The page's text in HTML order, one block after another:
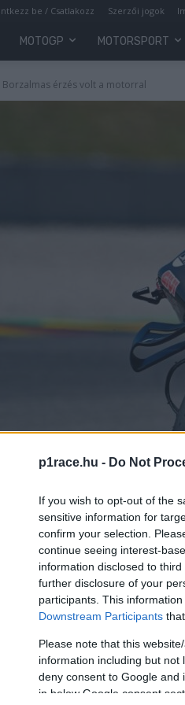
p1race.hu - Do Not
If you wish to opt-out of the
sensitive information for
confirm your selection.
continue seeing interest-
information disclosed to
further disclosure of your
participants. This
Downstream Participants
Please note that this
information including but not
deny consent to Google and
in below Google consent
be / Csatlakozz Szerzői jogok
MOTOGP MOTORSPORT
Borzalmas érzés volt a motorral